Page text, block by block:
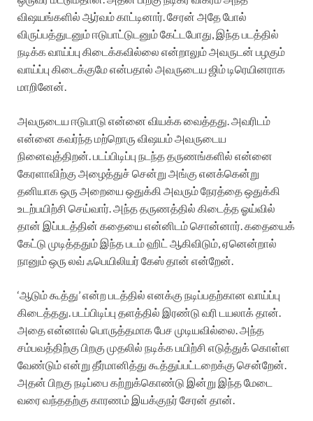
விஷயங்களில் ஆர்வம் காட்டினார். சேரன் அதே போல்
விருப்பத்துடனும் ஈடுபாட்டுடனும் கேட்டபோது, இந்த படத்தில்
நடிக்க வாய்ப்பு கிடைக்கவில்லை என்றாலும் அவருடன் பழகும்
வாய்ப்பு கிடைக்குமே என்பதால் அவருடைய ஜிம் டிரெயினராக
மாறினேன்.
அவருடைய ஈடுபாடு என்னை வியக்க வைத்தது. அவரிடம்
என்னை கவர்ந்த மற்றொரு விஷயம் அவருடைய
நினைவுத்திறன். படப்பிடிப்பு நடந்த தருணங்களில் என்னை
கேரளாவிற்கு அழைத்துச் சென்று அங்கு எனக்கென்று
தனியாக ஒரு அறையை ஒதுக்கி அவரும் நேரத்தை ஒதுக்கி
உடற்பயிற்சி செய்வார். அந்த தருணத்தில் கிடைத்த ஓய்வில்
தான் இப்படத்தின் கதையை என்னிடம் சொன்னார். கதையைக்
கேட்டு முடித்ததும் இந்த படம் ஹிட் ஆகிவிடும், ஏனென்றால்
நானும் ஒரு லவ் ஃபெயிலியர் கேஸ் தான் என்றேன்.
‘ஆடும் கூத்து’ என்ற படத்தில் எனக்கு நடிப்பதற்கான வாய்ப்பு
கிடைத்தது. படப்பிடிப்பு தளத்தில் இரண்டு வரி டயலாக் தான்.
அதை என்னால் பொருத்தமாக பேச முடியவில்லை. அந்த
சம்பவத்திற்கு பிறகு முதலில் நடிக்க பயிற்சி எடுத்துக் கொள்ள
வேண்டும் என்று தீர்மானித்து கூத்துப்பட்டறைக்கு சென்றேன்.
அதன் பிறகு நடிப்பை கற்றுக்கொண்டு இன்று இந்த மேடை
வரை வந்ததற்கு காரணம் இயக்குநர் சேரன் தான்.